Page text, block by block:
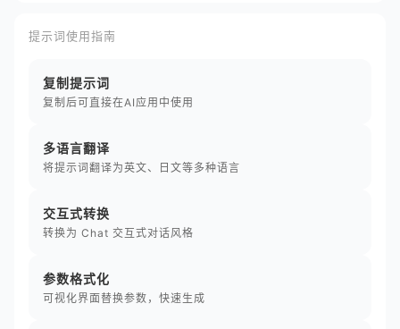
提示词使用指南
复制提示词
复制后可直接在AI应用中使用
多语言翻译
将提示词翻译为英文、日文等多种语言
交互式转换
转换为 Chat 交互式对话风格
参数格式化
可视化界面替换参数，快速生成